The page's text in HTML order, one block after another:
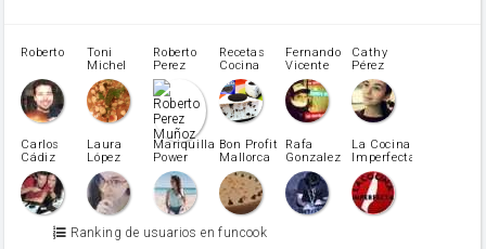
Harina para bizcocho
patatas
pimiento rojo
Pimentón
pimiento verde
miel
vino blanco
Azúcar glass
Azúcar moreno
Zumo de limón
Roberto
Toni
Michel
Caubet
Roberto
Perez
Muñoz
Recetas
Cocina
Fernando
Vicente
Cathy
Pérez
Carlos
Cádiz
Laura
López
Martínez
Mariquilla
Power
Bon Profit
Mallorca
Rafa
Gonzalez
La Cocina
Imperfecta
Ranking de usuarios en funcook